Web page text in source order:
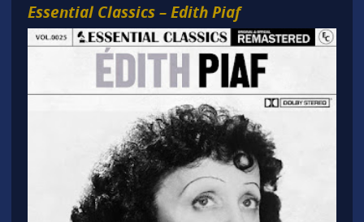
Essential Classics – Edith Piaf